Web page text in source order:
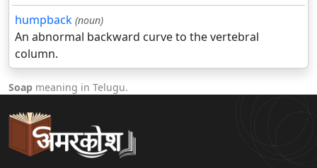
humpback (noun)
An abnormal backward curve to the vertebral
column.
Soap meaning in Telugu.